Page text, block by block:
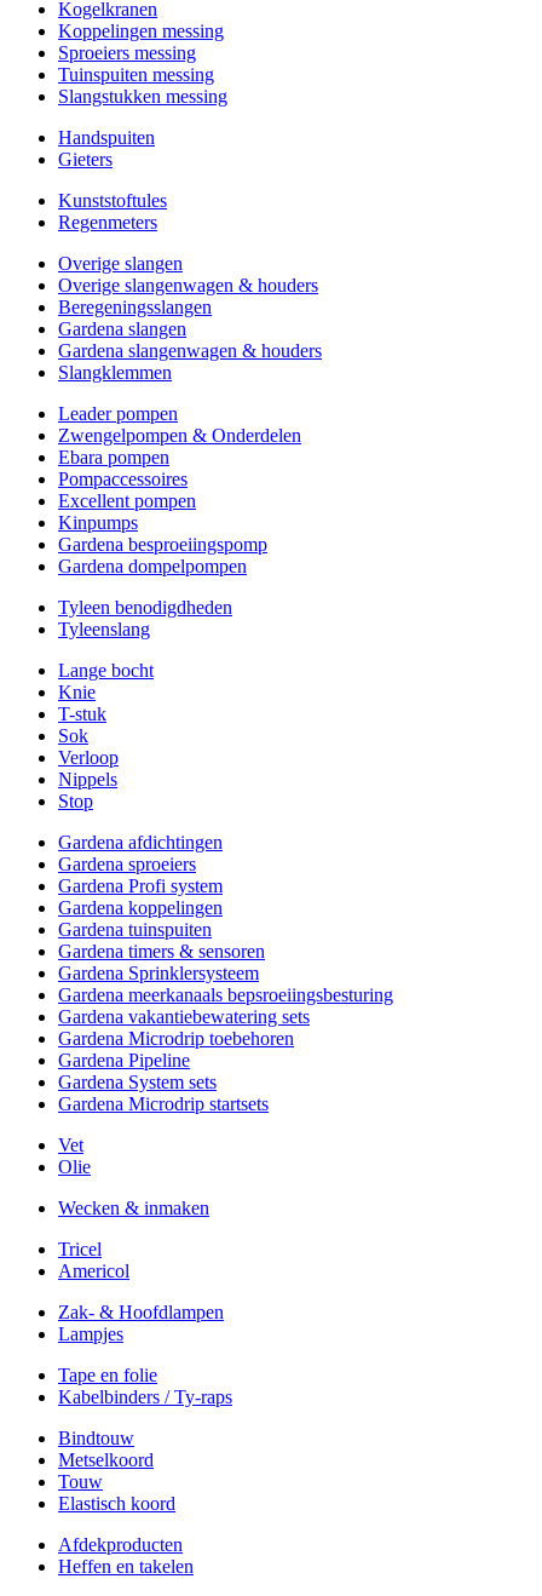
Kogelkranen
Koppelingen messing
Sproeiers messing
Tuinspuiten messing
Slangstukken messing
Handspuiten
Gieters
Kunststoftules
Regenmeters
Overige slangen
Overige slangenwagen & houders
Beregeningsslangen
Gardena slangen
Gardena slangenwagen & houders
Slangklemmen
Leader pompen
Zwengelpompen & Onderdelen
Ebara pompen
Pompaccessoires
Excellent pompen
Kinpumps
Gardena besproeiingspomp
Gardena dompelpompen
Tyleen benodigdheden
Tyleenslang
Lange bocht
Knie
T-stuk
Sok
Verloop
Nippels
Stop
Gardena afdichtingen
Gardena sproeiers
Gardena Profi system
Gardena koppelingen
Gardena tuinspuiten
Gardena timers & sensoren
Gardena Sprinklersysteem
Gardena meerkanaals bepsroeiingsbesturing
Gardena vakantiebewatering sets
Gardena Microdrip toebehoren
Gardena Pipeline
Gardena System sets
Gardena Microdrip startsets
Vet
Olie
Wecken & inmaken
Tricel
Americol
Zak- & Hoofdlampen
Lampjes
Tape en folie
Kabelbinders / Ty-raps
Bindtouw
Metselkoord
Touw
Elastisch koord
Afdekproducten
Heffen en takelen